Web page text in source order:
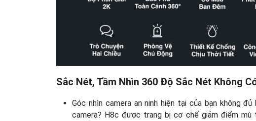
Sắc Nét, Tầm Nhìn 360 Độ Sắc Nét Không
Góc nhìn camera an ninh hiện tại của bạn không
camera? H8c được trang bị cơ chế giảm điểm